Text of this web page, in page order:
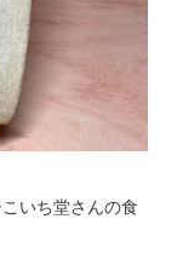
いち堂さんの食